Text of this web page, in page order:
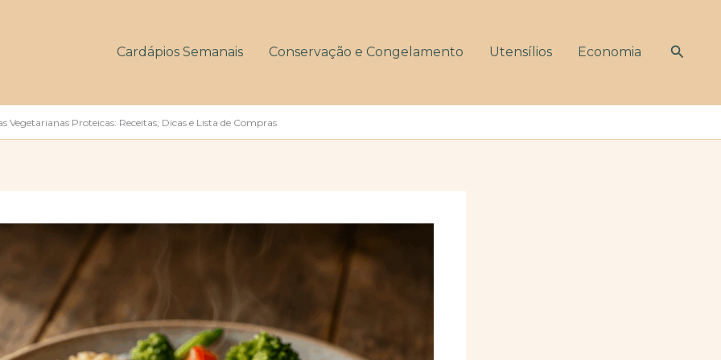
Cardápios Semanais Conservação e Congelamento Utensílios Economia
Proteicas: Receitas, Dicas e Lista de Compras